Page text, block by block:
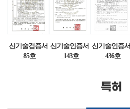
신기술검증서
_85호
신기술인증서
_143호
신기술인증서
_436호
특허